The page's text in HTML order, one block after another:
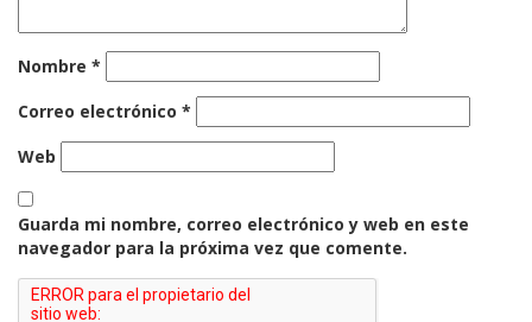
Nombre *
Correo electrónico *
Web
Guarda mi nombre, correo electrónico y web en este
navegador para la próxima vez que comente.